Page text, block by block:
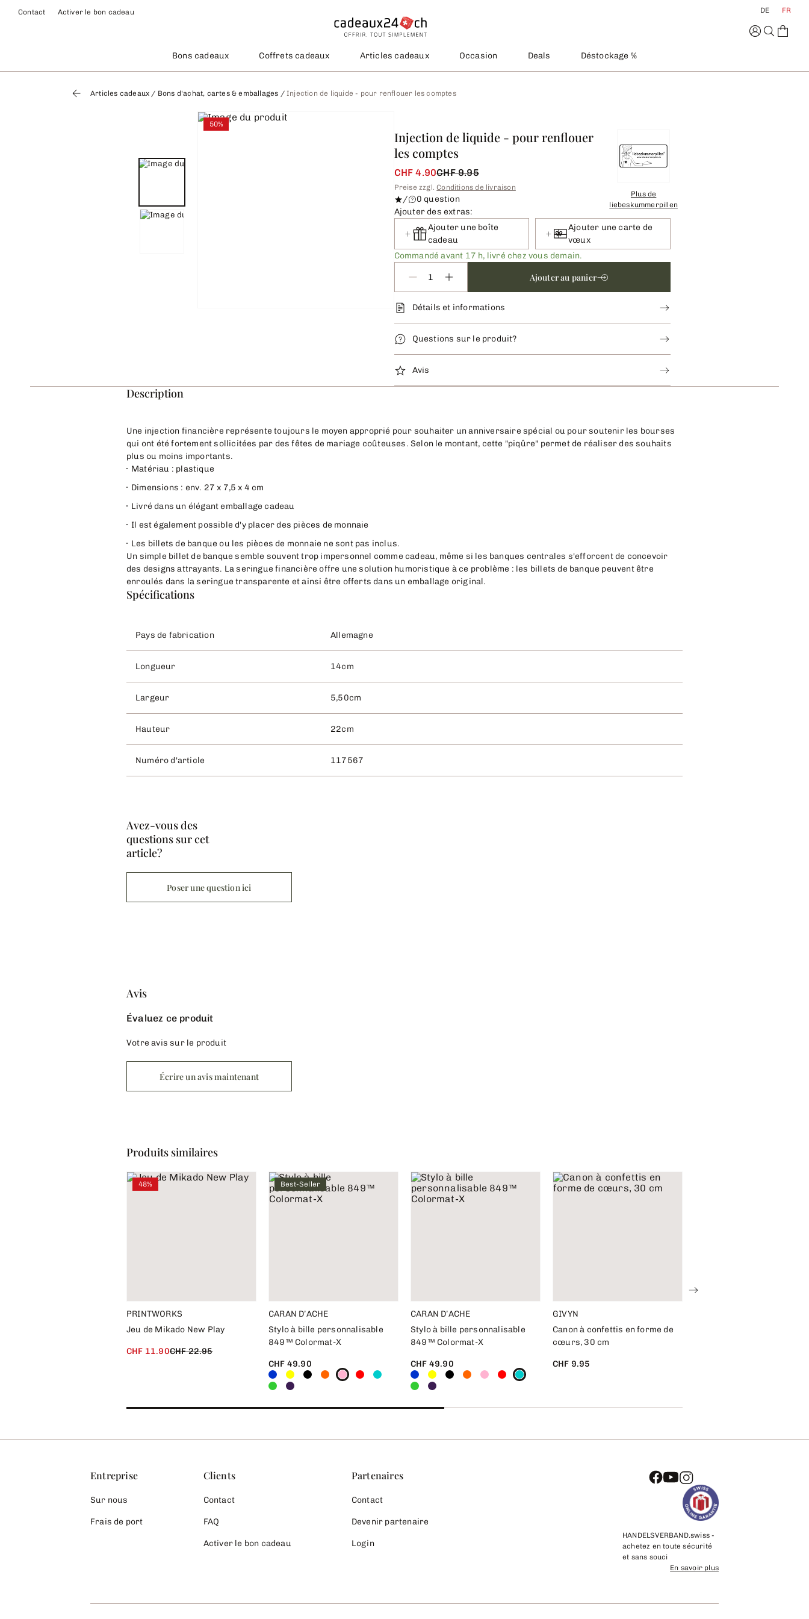
Contact Activer le bon cadeau DE FR
Bons cadeaux Coffrets cadeaux Articles cadeaux Occasion Deals Déstockage %
Articles cadeaux / Bons d'achat, cartes & emballages /Injection de liquide - pour renflouer les comptes
50%
Injection de liquide - pour renflouer
les comptes
CHF 4.90CHF 9.95
Plus de
liebeskummerpillen
Preise zzgl. Conditions de livraison
/
0 question
Ajouter des extras:
Ajouter une boîte
cadeau
Ajouter une carte de
vœux
Commandé avant 17 h, livré chez vous demain.
Ajouter au panier
Détails et informations
Questions sur le produit?
Avis
Description
Une injection financière représente toujours le moyen approprié pour souhaiter un anniversaire spécial ou pour soutenir les bourses
qui ont été fortement sollicitées par des fêtes de mariage coûteuses. Selon le montant, cette "piqûre" permet de réaliser des souhaits
plus ou moins importants.
Matériau : plastique
Dimensions : env. 27 x 7,5 x 4 cm
Livré dans un élégant emballage cadeau
Il est également possible d'y placer des pièces de monnaie
Les billets de banque ou les pièces de monnaie ne sont pas inclus.
Un simple billet de banque semble souvent trop impersonnel comme cadeau, même si les banques centrales s'efforcent de concevoir
des designs attrayants. La seringue financière offre une solution humoristique à ce problème : les billets de banque peuvent être
enroulés dans la seringue transparente et ainsi être offerts dans un emballage original.
Spécifications
Pays de fabrication Allemagne
Longueur 14cm
Largeur 5,50cm
Hauteur 22cm
Numéro d'article 117567
Avez-vous des
questions sur cet
article?
Poser une question ici
Avis
Évaluez ce produit
Votre avis sur le produit
Écrire un avis maintenant
Produits similaires
48%
PRINTWORKS
Jeu de Mikado New Play
CHF 11.90CHF 22.95
Best-Seller
CARAN D’ACHE
Stylo à bille personnalisable
849™ Colormat-X
CHF 49.90
CARAN D’ACHE
Stylo à bille personnalisable
849™ Colormat-X
CHF 49.90
GIVYN
Canon à confettis en forme de
cœurs, 30 cm
CHF 9.95
Entreprise
Sur nous
Frais de port
Clients
Contact
FAQ
Activer le bon cadeau
Partenaires
Contact
Devenir partenaire
Login
HANDELSVERBAND.swiss -
achetez en toute sécurité
et sans souci
En savoir plus